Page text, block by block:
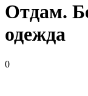
Отдам.
одежда
0